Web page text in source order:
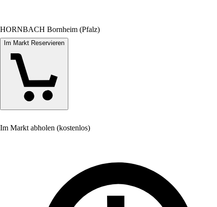
HORNBACH Bornheim (Pfalz)
Im Markt Reservieren
Im Markt abholen (kostenlos)